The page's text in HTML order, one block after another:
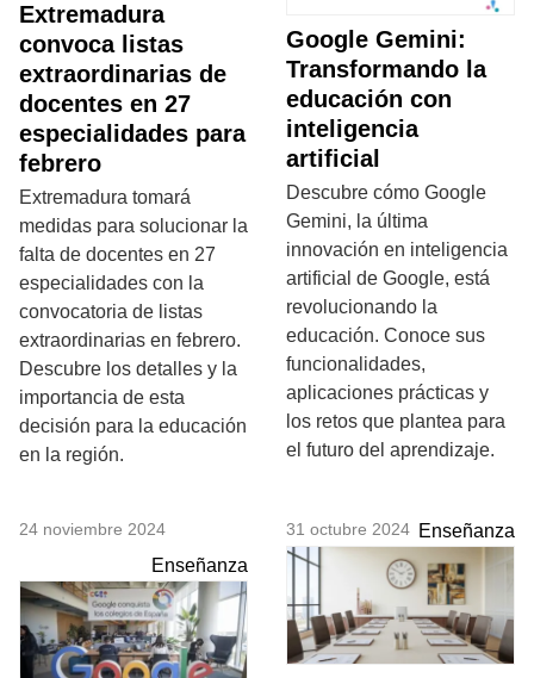
Extremadura
convoca listas
extraordinarias de
docentes en 27
especialidades para
febrero
Extremadura tomará
medidas para solucionar la
falta de docentes en 27
especialidades con la
convocatoria de listas
extraordinarias en febrero.
Descubre los detalles y la
importancia de esta
decisión para la educación
en la región.
Google Gemini:
Transformando la
educación con
inteligencia
artificial
Descubre cómo Google
Gemini, la última
innovación en inteligencia
artificial de Google, está
revolucionando la
educación. Conoce sus
funcionalidades,
aplicaciones prácticas y
los retos que plantea para
el futuro del aprendizaje.
24 noviembre 2024
Enseñanza
31 octubre 2024 Enseñanza